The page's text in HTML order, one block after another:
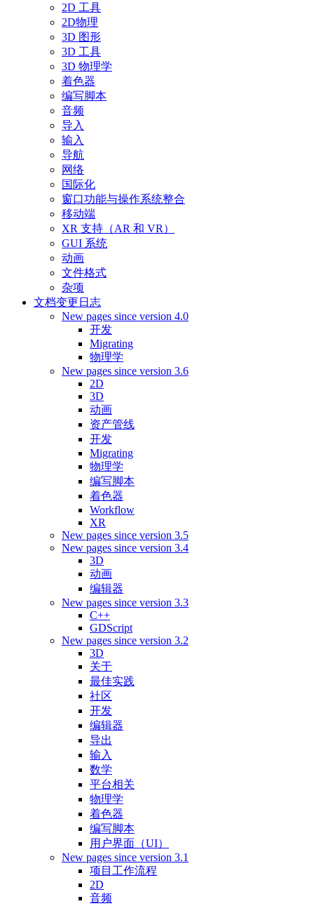
2D 工具
2D物理
3D 图形
3D 工具
3D 物理学
着色器
编写脚本
音频
导入
输入
导航
网络
国际化
窗口功能与操作系统整合
移动端
XR 支持（AR 和 VR）
GUI 系统
动画
文件格式
杂项
文档变更日志
New pages since version 4.0
开发
Migrating
物理学
New pages since version 3.6
2D
3D
动画
资产管线
开发
Migrating
物理学
编写脚本
着色器
Workflow
XR
New pages since version 3.5
New pages since version 3.4
3D
动画
编辑器
New pages since version 3.3
C++
GDScript
New pages since version 3.2
3D
关于
最佳实践
社区
开发
编辑器
导出
输入
数学
平台相关
物理学
着色器
编写脚本
用户界面（UI）
New pages since version 3.1
项目工作流程
2D
音频